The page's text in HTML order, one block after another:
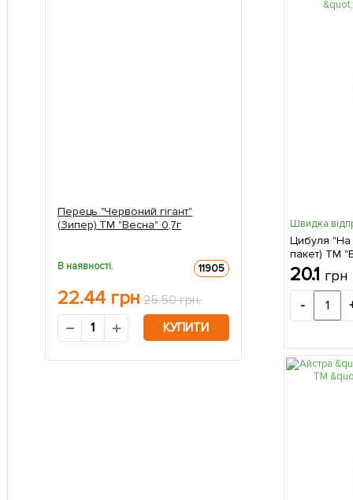
Перець "Червоний гігант"
(Зипер) ТМ "Весна" 0,7г
В наявності. 11905
22.44грн 25.50 грн.
КУПИТИ
Швидка
Цибуля "На
пакет) ТМ
20.1 грн
-